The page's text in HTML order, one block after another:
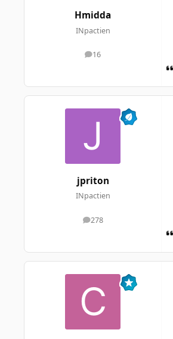
Hmidda
INpactien
16
messages
jpriton
INpactien
278
messages